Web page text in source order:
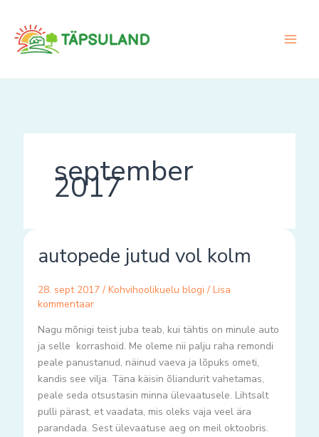
content
september
2017
autopede jutud vol kolm
28. sept 2017 / Kohvihoolikuelu blogi / Lisa
kommentaar
Nagu mõnigi teist juba teab, kui tähtis on minule auto
ja selle korrashoid. Me oleme nii palju raha remondi
peale panustanud, näinud vaeva ja lõpuks ometi,
kandis see vilja. Täna käisin õliandurit vahetamas,
peale seda otsustasin minna ülevaatusele. Lihtsalt
pulli pärast, et vaadata, mis oleks vaja veel ära
parandada. Sest ülevaatuse aeg on meil oktoobris.
jutud
kolm